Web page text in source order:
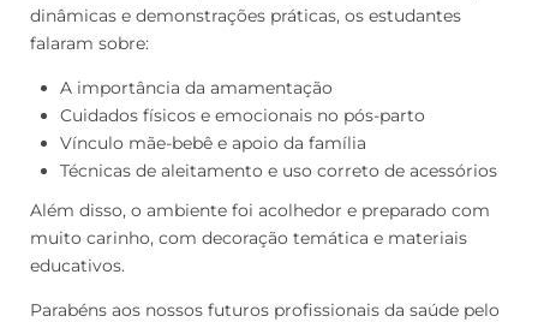
dinâmicas e demonstrações práticas, os estudantes
falaram sobre:
A importância da amamentação
Cuidados físicos e emocionais no pós-parto
Vínculo mãe-bebê e apoio da família
Técnicas de aleitamento e uso correto de acessórios
Além disso, o ambiente foi acolhedor e preparado com
muito carinho, com decoração temática e materiais
educativos.
Parabéns aos nossos futuros profissionais da saúde pelo